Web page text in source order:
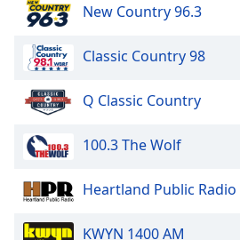
New Country 96.3
Classic Country 98
Q Classic Country
100.3 The Wolf
Heartland Public Radio - HPR1:
KWYN 1400 AM